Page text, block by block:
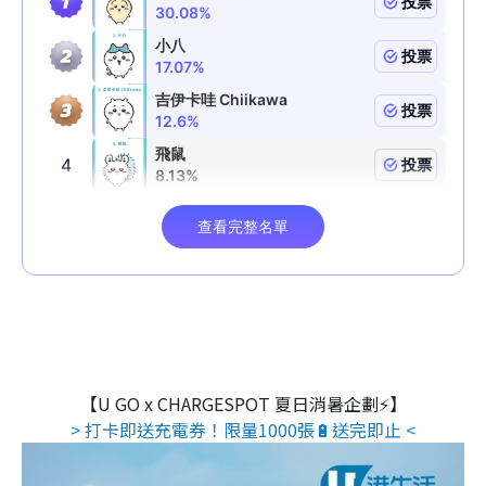
【U GO x CHARGESPOT 夏日消暑企劃⚡】
> 打卡即送充電券！限量1000張🔋送完即止 <